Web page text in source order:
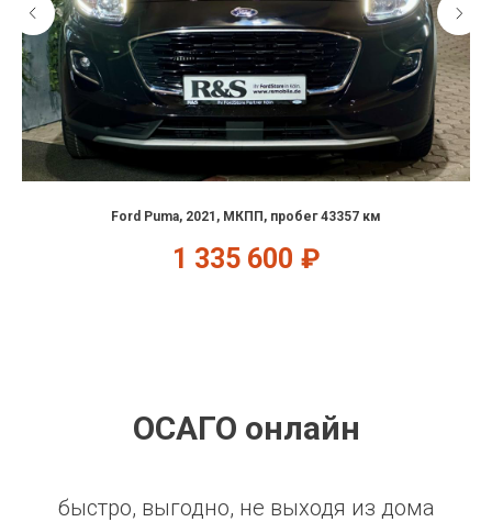
Ford Puma, 2021, МКПП, пробег 43357 км
1 335 600 ₽
ОСАГО онлайн
быстро, выгодно, не выходя из дома